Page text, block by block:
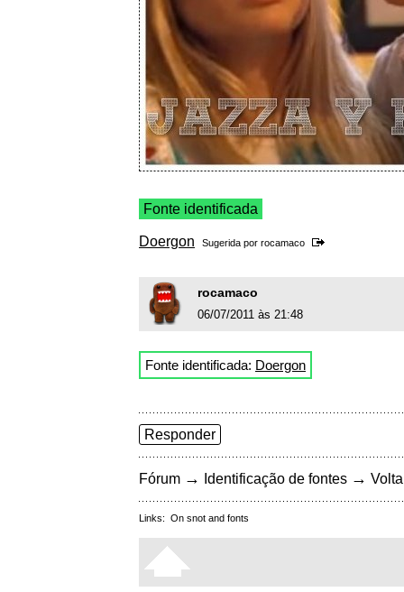
Fonte identificada
Doergon Sugerida por rocamaco
rocamaco
06/07/2011 às 21:48
Fonte identificada: Doergon
Responder
Fórum → Identificação de fontes →
Links: On snot and fonts